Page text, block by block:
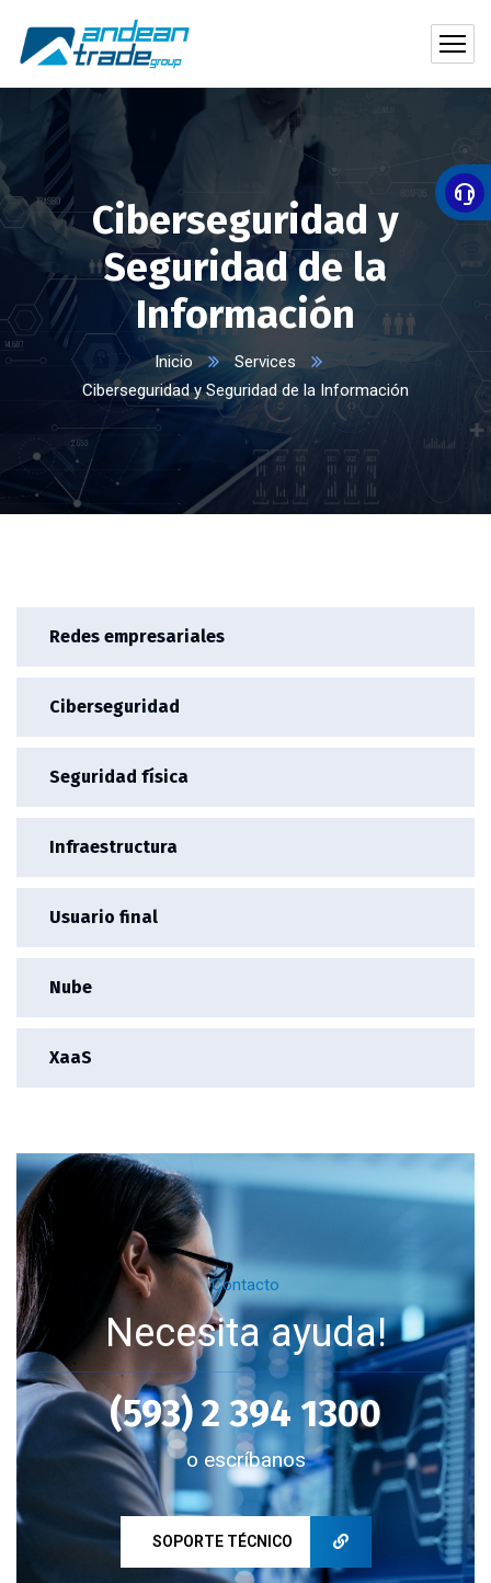
Ciberseguridad y
Seguridad de la
Información
Inicio
Services
Ciberseguridad y Seguridad de la Información
Redes empresariales
Ciberseguridad
Seguridad física
Infraestructura
Usuario final
Nube
XaaS
Contacto
Necesita ayuda!
(593) 2 394 1300
o escríbanos
SOPORTE TÉCNICO